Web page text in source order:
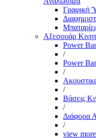
Γραφική
Αξεσουάρ
Power
/
Power
/
/
Βάσεις
/
Διάφορα
/
view more